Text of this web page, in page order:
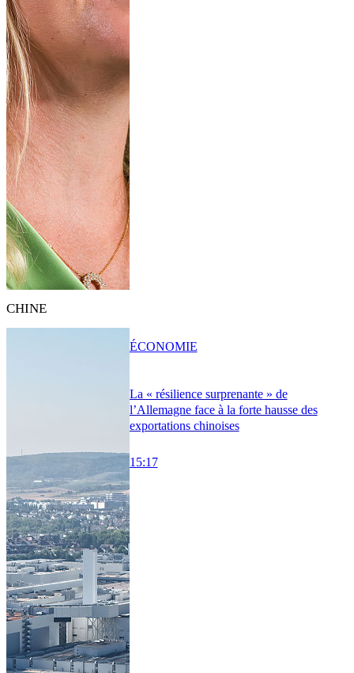
CHINE
La « résilience surprenante » de
l’Allemagne face à la forte hausse des
exportations chinoises
15:17
ÉCONOMIE